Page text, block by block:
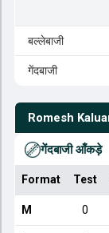
बल्लेबाजी
गेंदबाजी
Romesh
गेंदबाजी आँकड़े
Format Test
M 0